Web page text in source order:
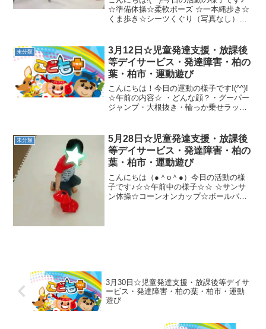
☆準備体操☆柔軟ポーズ ☆一本縄歩き☆
くま歩き☆シーツくぐり（写真なし）☆
未分類
3月12日☆児童発達支援・放課後
等デイサービス・発達障害・柏の
葉・柏市・運動遊び
こんにちは！今日の運動の様子です!(^^)!
☆午前の内容☆ ・どんな顔？・グーパー
ジャンプ・大根抜き・輪っか乗せラッコ
パージャンプ）・玉入れと花火☆午後の
内容☆ ☆S字...
未分類
5月28日☆児童発達支援・放課後
等デイサービス・発達障害・柏の
葉・柏市・運動遊び
こんにちは（●＾o＾●）今日の活動の様
子です♪☆☆午前中の様子☆☆ ☆サンサ
ン体操☆コーンオンカップ☆ボールパス
3月30日☆児童発達支援・放課後等デイサ
ービス・発達障害・柏の葉・柏市・運動
遊び